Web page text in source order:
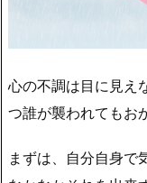
心の不調は目に見え
つ誰が襲われてもお
まずは、自分自身で